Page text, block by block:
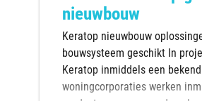
nieuwbouw
Keratop nieuwbouw
bouwsysteem geschikt In
Keratop inmiddels een
woningcorporaties werken